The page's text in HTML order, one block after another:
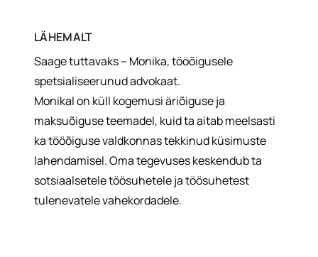
LÄHEMALT
Saage tuttavaks – Monika, tööõigusele
spetsialiseerunud advokaat.
Monikal on küll kogemusi äriõiguse ja
maksuõiguse teemadel, kuid ta aitab meelsasti
ka tööõiguse valdkonnas tekkinud küsimuste
lahendamisel. Oma tegevuses keskendub ta
sotsiaalsetele töösuhetele ja töösuhetest
tulenevatele vahekordadele.